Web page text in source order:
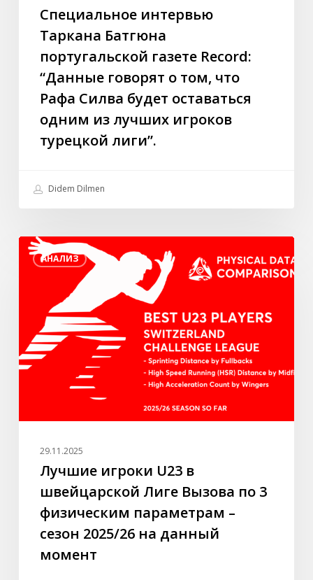
Силва
будет
оставаться
одним
лучших
турецкой
Специальное интервью
Таркана Батгюна
португальской газете Record:
“Данные говорят о том, что
Рафа Силва будет оставаться
одним из лучших игроков
турецкой лиги”.
Didem Dilmen
АНАЛИЗ
Лучшие
игроки
швейцарской
Лиге
Вызова
по
2025/26
данный
момент
29.11.2025
Лучшие игроки U23 в
швейцарской Лиге Вызова по 3
физическим параметрам –
сезон 2025/26 на данный
момент